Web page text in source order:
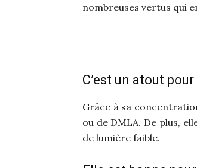
nombreuses vertus qui
C’est un atout
Grâce à sa
ou de DMLA. De plus,
de lumière faible.